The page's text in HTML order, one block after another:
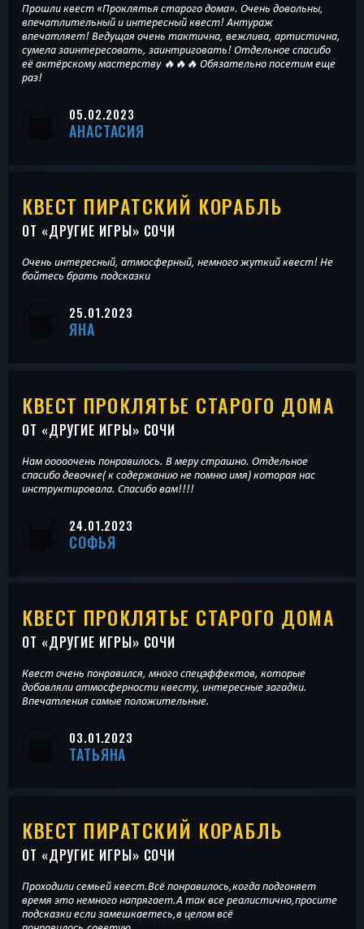
Прошли квест «Проклятья старого дома». Очень довольны,
впечатлительный и интересный квест! Антураж
впечатляет! Ведущая очень тактична, вежлива, артистична,
сумела заинтересовать, заинтриговать! Отдельное спасибо
её актёрскому мастерству 🔥🔥🔥 Обязательно посетим еще
раз!
05.02.2023
АНАСТАСИЯ
КВЕСТ ПИРАТСКИЙ КОРАБЛЬ
ОТ «ДРУГИЕ ИГРЫ» СОЧИ
Очень интересный, атмосферный, немного жуткий квест! Не
бойтесь брать подсказки
25.01.2023
ЯНА
КВЕСТ ПРОКЛЯТЬЕ СТАРОГО ДОМА
ОТ «ДРУГИЕ ИГРЫ» СОЧИ
Нам ооооочень понравилось. В меру страшно. Отдельное
спасибо девочке( к содержанию не помню имя) которая нас
инструктировала. Спасибо вам!!!!
24.01.2023
СОФЬЯ
КВЕСТ ПРОКЛЯТЬЕ СТАРОГО ДОМА
ОТ «ДРУГИЕ ИГРЫ» СОЧИ
Квест очень понравился, много спецэффектов, которые
добавляли атмосферности квесту, интересные загадки.
Впечатления самые положительные.
03.01.2023
ТАТЬЯНА
КВЕСТ ПИРАТСКИЙ КОРАБЛЬ
ОТ «ДРУГИЕ ИГРЫ» СОЧИ
Проходили семьей квест.Всё понравилось,когда подгоняет
время это немного напрягает.А так все реалистично,просите
подсказки если замешкаетесь,в целом всё